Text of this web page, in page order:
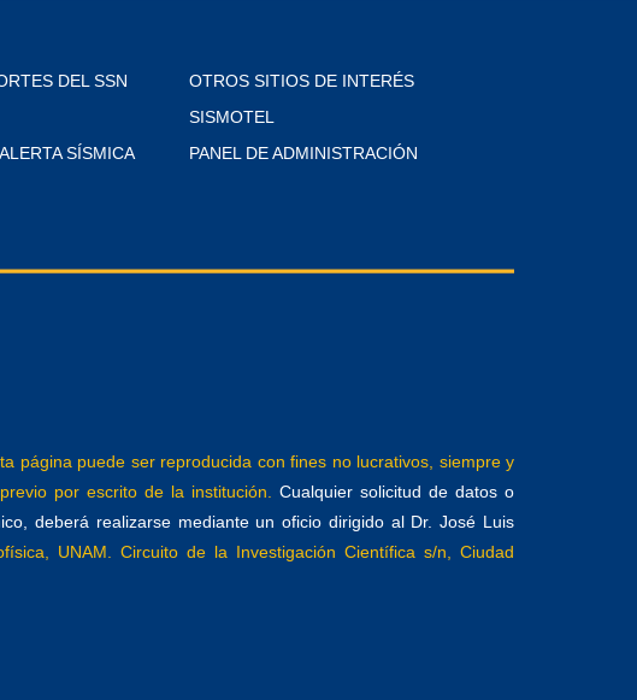
DEL SSN
SÍSMICA
OTROS SITIOS DE INTERÉS
SISMOTEL
PANEL DE ADMINISTRACIÓN
página puede ser reproducida con fines no lucrativos, siempre y
por escrito de la institución.Cualquier solicitud de datos o
deberá realizarse mediante un oficio dirigido al Dr. José Luis
UNAM. Circuito de la Investigación Científica s/n, Ciudad